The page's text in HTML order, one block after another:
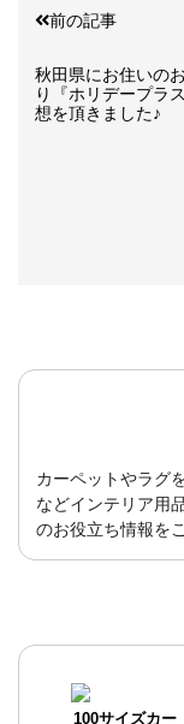
前の記事
秋田県にお住いの
り『ホリデープラ
想を頂きました♪
カーペットやラグ
などインテリア用
のお役立ち情報を
100サイズカー